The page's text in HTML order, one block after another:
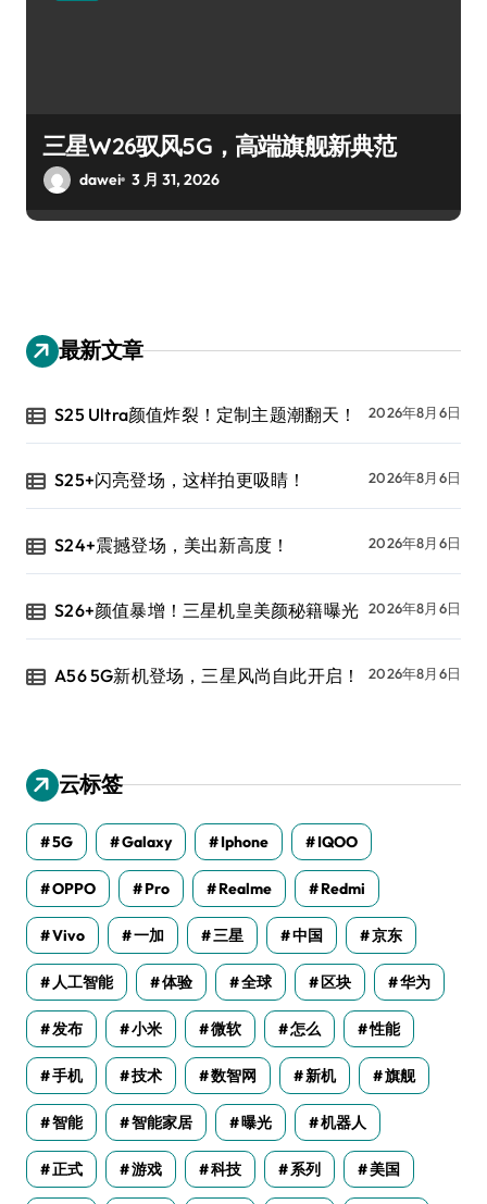
三星W26驭风5G，高端旗舰新典范
dawei 3 月 31, 2026
最新文章
S25 Ultra颜值炸裂！定制主题潮翻天！ 2026年8月6日
S25+闪亮登场，这样拍更吸睛！ 2026年8月6日
S24+震撼登场，美出新高度！ 2026年8月6日
S26+颜值暴增！三星机皇美颜秘籍曝光 2026年8月6日
A56 5G新机登场，三星风尚自此开启！ 2026年8月6日
云标签
5G Galaxy Iphone IQOO
OPPO Pro Realme Redmi
Vivo 一加 三星 中国 京东
人工智能 体验 全球 区块 华为
发布 小米 微软 怎么 性能
手机 技术 数智网 新机 旗舰
智能 智能家居 曝光 机器人
正式 游戏 科技 系列 美国